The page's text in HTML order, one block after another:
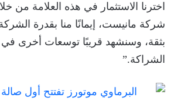
اخترنا الاستثمار في هذه العلامة من
شركة مانيست، إيمانًا منا بقدرة
بثقة، وسنشهد قريبًا توسعات أخرى
الشراكة.”